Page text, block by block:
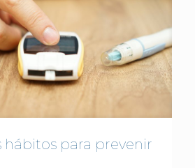
hábitos para prevenir